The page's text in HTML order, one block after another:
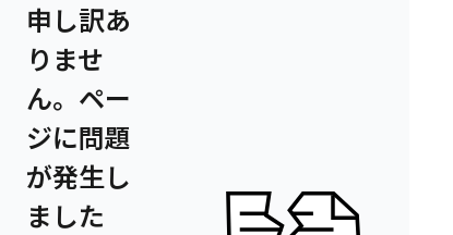
申し訳あ
りませ
ん。ペー
ジに問題
が発生し
ました